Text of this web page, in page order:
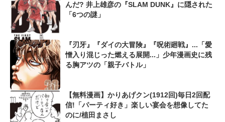
んだ? 井上雄彦の『SLAM DUNK』に隠された
「6つの謎」
『刃牙』『ダイの大冒険』『呪術廻戦』...「愛
憎入り混じった燃える展開...」少年漫画史に残
る胸アツの「親子バトル」
【無料漫画】かりあげクン(1912回)毎日2回配
信!「パーティ好き」楽しい宴会を想像してた
のに/植田まさし